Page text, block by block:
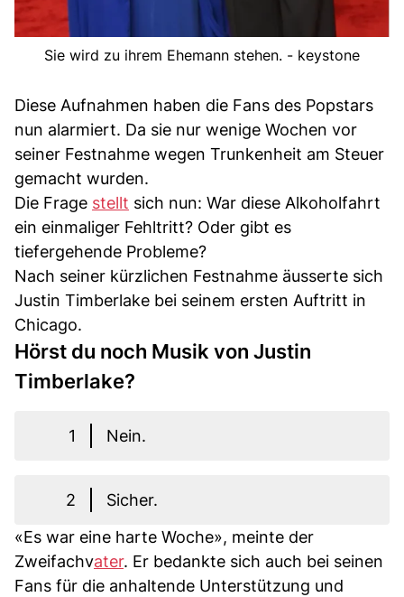
Sie wird zu ihrem Ehemann stehen. - keystone
Diese Aufnahmen haben die Fans des Popstars
nun alarmiert. Da sie nur wenige Wochen vor
seiner Festnahme wegen Trunkenheit am Steuer
gemacht wurden.
Die Frage stellt sich nun: War diese Alkoholfahrt
ein einmaliger Fehltritt? Oder gibt es
tiefergehende Probleme?
Nach seiner kürzlichen Festnahme äusserte sich
Justin Timberlake bei seinem ersten Auftritt in
Chicago.
Hörst du noch Musik von Justin
Timberlake?
1 Nein.
2
Sicher.
«Es war eine harte Woche», meinte der
Zweifachvater. Er bedankte sich auch bei seinen
Fans für die anhaltende Unterstützung und